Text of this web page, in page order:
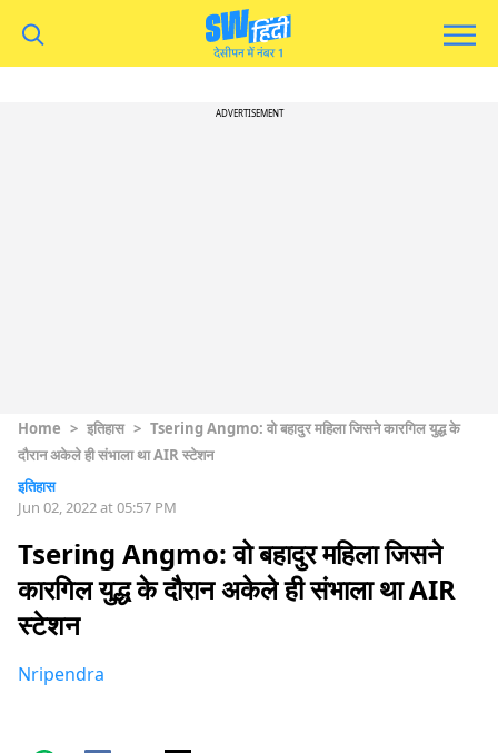
ADVERTISEMENT
Home > इतिहास > Tsering Angmo: वो बहादुर महिला जिसने कारगिल युद्ध के
दौरान अकेले ही संभाला था AIR स्टेशन
इतिहास
Jun 02, 2022 at 05:57 PM
Tsering Angmo: वो बहादुर महिला जिसने
कारगिल युद्ध के दौरान अकेले ही संभाला था AIR
स्टेशन
Nripendra